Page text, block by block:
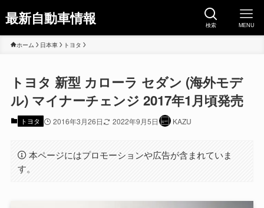
最新自動車情報 検索 MENU
ホーム 日本車 トヨタ
トヨタ 新型 カローラ セダン (海外モデ
ル) マイナーチェンジ 2017年1月頃発売
トヨタ 2016年3月26日 2022年9月5日 KAZU
本ページにはプロモーションや広告が含まれていま
す。